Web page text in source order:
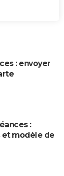
: envoyer
:
modèle de